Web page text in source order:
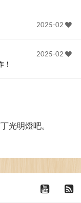
2025-02
2025-02
光明燈吧。